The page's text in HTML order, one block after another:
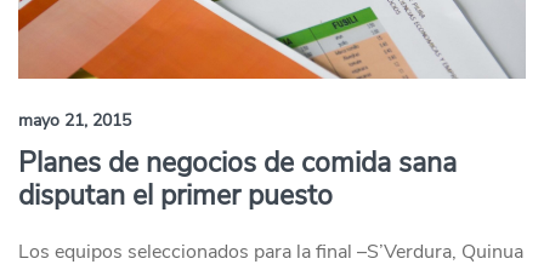
mayo 21, 2015
Planes de negocios de comida sana
disputan el primer puesto
Los equipos seleccionados para la final –S’Verdura, Quinua